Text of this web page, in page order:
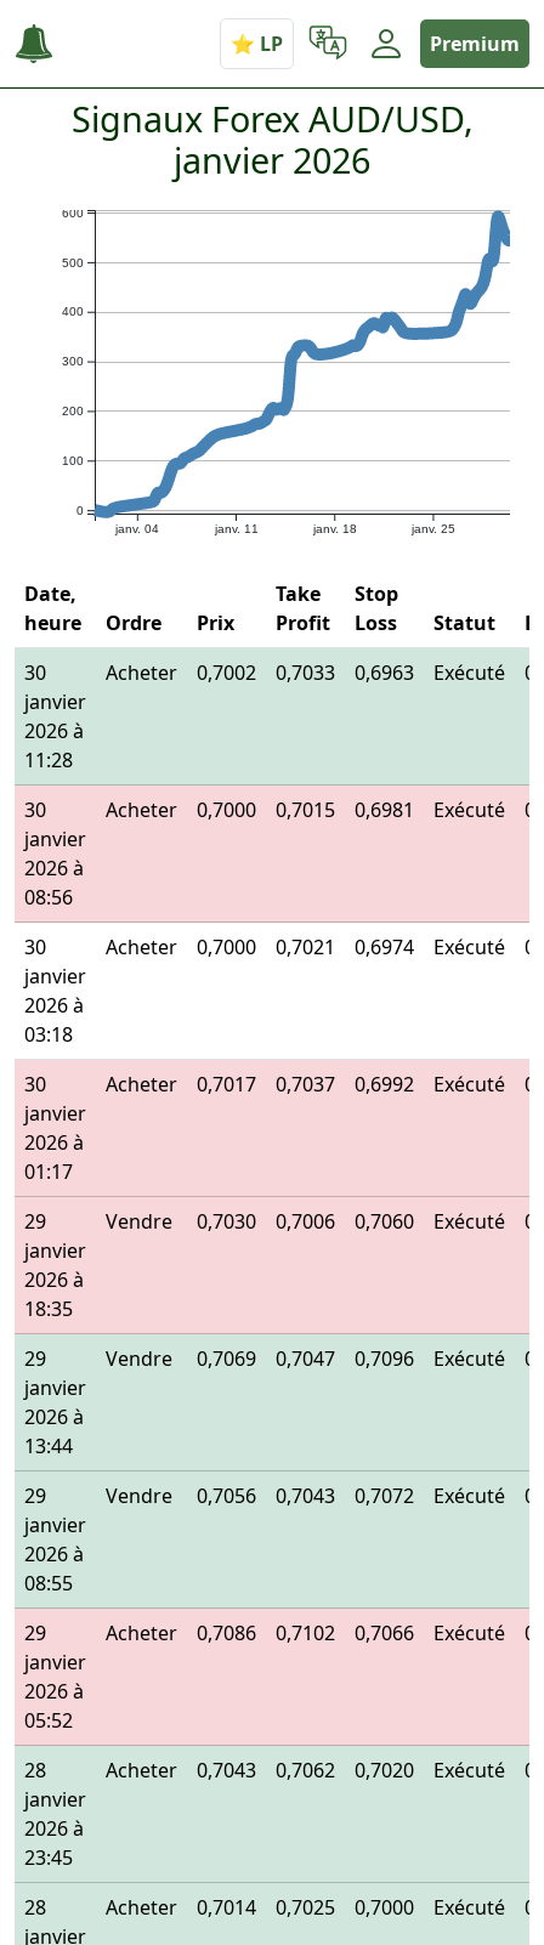
Premium
Signaux Forex AUD/USD,
janvier 2026
janv. 04 janv. 11 janv. 18 janv. 25
0
100
200
300
400
500
600
Date,
heure
Ordre Prix
Take
Profit
Stop
Loss
Statut
30
janvier
2026 à
11:28
Acheter 0,7002 0,7033 0,6963 Exécuté
30
janvier
2026 à
08:56
Acheter 0,7000 0,7015 0,6981 Exécuté
30
janvier
2026 à
03:18
Acheter 0,7000 0,7021 0,6974 Exécuté
30
janvier
2026 à
01:17
Acheter 0,7017 0,7037 0,6992 Exécuté
29
janvier
2026 à
18:35
Vendre 0,7030 0,7006 0,7060 Exécuté
29
janvier
2026 à
13:44
Vendre 0,7069 0,7047 0,7096 Exécuté
29
janvier
2026 à
08:55
Vendre 0,7056 0,7043 0,7072 Exécuté
29
janvier
2026 à
05:52
Acheter 0,7086 0,7102 0,7066 Exécuté
28
janvier
2026 à
23:45
Acheter 0,7043 0,7062 0,7020 Exécuté
28
janvier
Acheter 0,7014 0,7025 0,7000 Exécuté